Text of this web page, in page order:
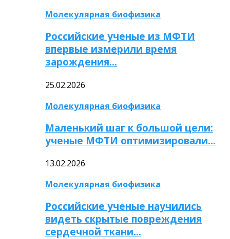
Молекулярная биофизика
Российские ученые из МФТИ
впервые измерили время
зарождения…
25.02.2026
Молекулярная биофизика
Маленький шаг к большой цели:
ученые МФТИ оптимизировали…
13.02.2026
Молекулярная биофизика
Российские ученые научились
видеть скрытые повреждения
сердечной ткани…